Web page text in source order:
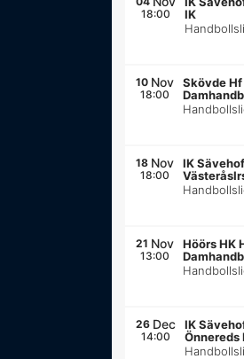
18:00
IK
10 Nov
18:00
Skövde Hf
18 Nov
18:00
IK
21 Nov
13:00
Höörs HK
26 Dec
14:00
IK
Önnereds